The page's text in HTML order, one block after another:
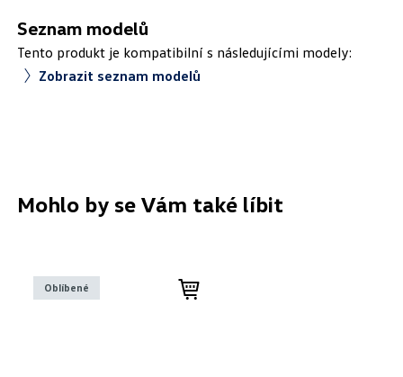
Seznam modelů
Tento produkt je kompatibilní s následujícími modely:
Zobrazit seznam modelů
Mohlo by se Vám také líbit
Oblíbené